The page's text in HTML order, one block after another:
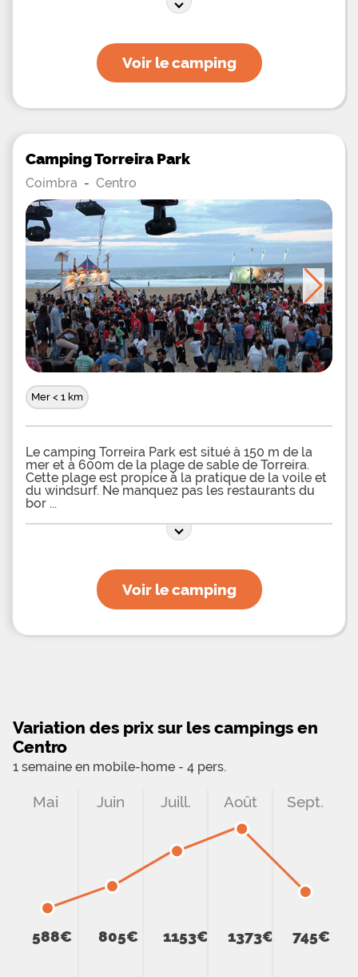
Voir le camping
Camping Torreira Park
Coimbra - Centro
Mer < 1 km
Le camping Torreira Park est situé à 150 m de la
mer et à 600m de la plage de sable de Torreira.
Cette plage est propice à la pratique de la voile et
du windsurf. Ne manquez pas les restaurants du
bor
Voir le camping
Variation des prix sur les campings en
Centro
1 semaine en mobile-home - 4 pers.
Mai
588€
Juin
805€
Juill.
1153€
Août
1373€
Sept.
745€